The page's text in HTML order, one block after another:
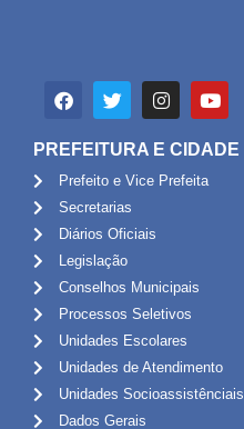
PREFEITURA E CIDADE
Prefeito e Vice Prefeita
Secretarias
Diários Oficiais
Legislação
Conselhos Municipais
Processos Seletivos
Unidades Escolares
Unidades de Atendimento
Unidades Socioassistênciais
Dados Gerais